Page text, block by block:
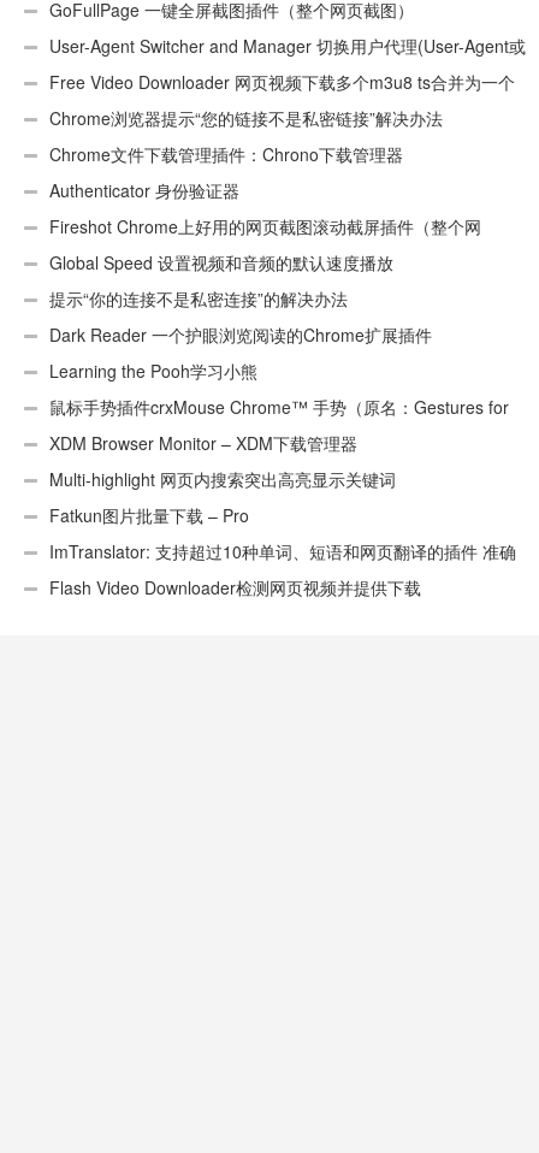
GoFullPage 一键全屏截图插件（整个网页截图）
User-Agent Switcher and Manager 切换用户代理(User-Agent或
UA)Free Video Downloader 网页视频下载多个m3u8 ts合并为一个
ts文件Chrome浏览器提示“您的链接不是私密链接”解决办法
Chrome文件下载管理插件：Chrono下载管理器
Authenticator 身份验证器
Fireshot Chrome上好用的网页截图滚动截屏插件（整个网
页）Global Speed 设置视频和音频的默认速度播放
提示“你的连接不是私密连接”的解决办法
Dark Reader 一个护眼浏览阅读的Chrome扩展插件
Learning the Pooh学习小熊
鼠标手势插件crxMouse Chrome™ 手势（原名：Gestures for
Chrome(TM)汉化版）
XDM Browser Monitor – XDM下载管理器
Multi-highlight 网页内搜索突出高亮显示关键词
Fatkun图片批量下载 – Pro
ImTranslator: 支持超过10种单词、短语和网页翻译的插件 准确
性不错Flash Video Downloader检测网页视频并提供下载